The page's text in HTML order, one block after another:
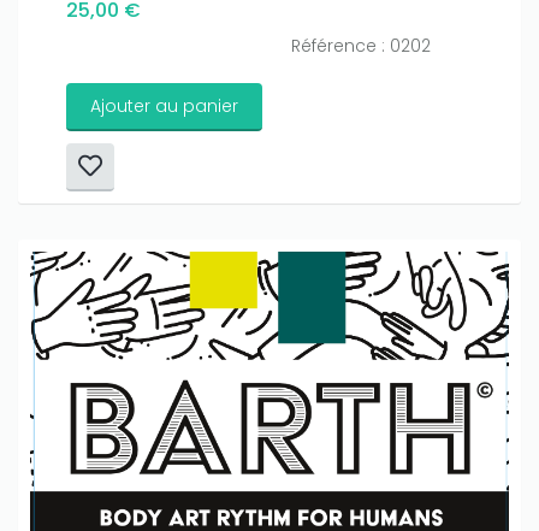
25,00 €
Référence : 0202
Ajouter au panier